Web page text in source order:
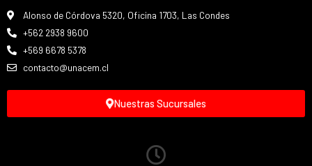
Alonso de Córdova 5320, Oficina 1703, Las Condes
+562 2938 9600
+569 6678 5378
contacto@unacem.cl
Nuestras Sucursales